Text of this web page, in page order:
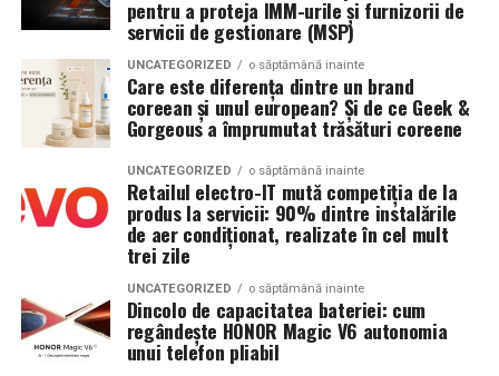
de smochină, cocos și lemn de santal sunt perfecte
pentru serile de vară.
Indiferent de preferințe, sezonul cald este momentul
ideal să experimentezi și să descoperi parfumuri
inspirate din universul parfumeriei de nișă. Iar
Top Scents
de la Oriflame demonstrează că
ingredientele premium, creativitatea și accesibilitatea
pot exista în aceeași sticlă.
(Advertorial)
Platformele care oferă plăți securizate, sisteme de
evaluare și posibilitatea soluționării eventualelor dispute
îi ajută atât pe cumpărători, cât și pe vânzători să
colaboreze într-un mediu mai sigur.
PeSoonyx.store, utilizatorii își pot lista gratuit
produsele și serviciile, pot comunica direct cu potențialii
clienți și beneficiază de un sistem de plată securizat,
construit pentru a oferi mai multă încredere în fiecare
Încrederea se construiește în timp
Nu există o formulă magică prin care să câștigi instant
pentru a proteja IMM-urile și furnizorii de
servicii de gestionare (MSP)
UNCATEGORIZED o săptămână inainte
Care este diferența dintre un brand
coreean și unul european? Și de ce Geek &
Gorgeous a împrumutat trăsături coreene
UNCATEGORIZED o săptămână inainte
Retailul electro-IT mută competiția de la
produs la servicii: 90% dintre instalările
de aer condiționat, realizate în cel mult
trei zile
UNCATEGORIZED o săptămână inainte
Dincolo de capacitatea bateriei: cum
regândește HONOR Magic V6 autonomia
unui telefon pliabil